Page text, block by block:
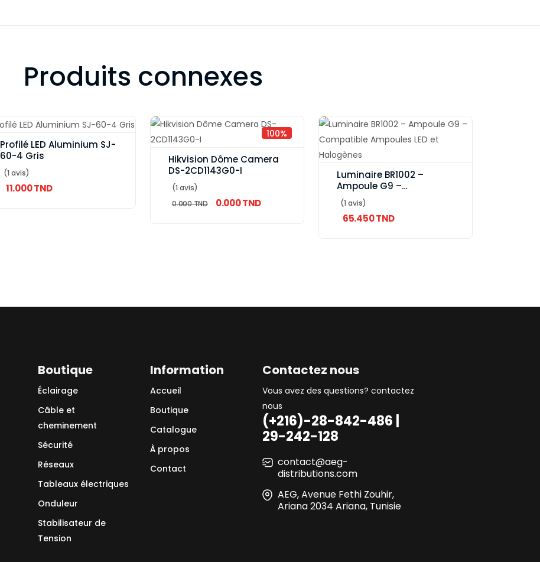
Produits connexes
Profilé LED Aluminium SJ-
60-4 Gris
(1 avis)
11.000 TND
100%
Hikvision Dôme Camera
DS-2CD1143G0-I
(1 avis)
0.000 TND
0.000 TND
Luminaire BR1002 –
Ampoule G9 –
Compatible Ampoules
LED et Halogènes
(1 avis)
65.450 TND
Boutique
Éclairage
Câble et
cheminement
Sécurité
Réseaux
Tableaux électriques
Onduleur
Stabilisateur de
Tension
Information
Accueil
Boutique
Catalogue
À propos
Contact
Contactez nous
Vous avez des questions? contactez
nous
(+216)-28-842-486 |
29-242-128
contact@aeg-
distributions.com
AEG, Avenue Fethi Zouhir,
Ariana 2034 Ariana, Tunisie